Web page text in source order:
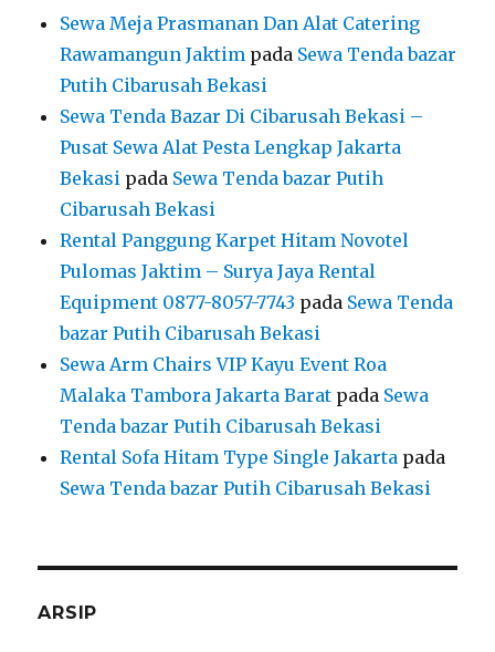
Sewa Meja Prasmanan Dan Alat Catering
Rawamangun Jaktim pada Sewa Tenda bazar
Putih Cibarusah Bekasi
Sewa Tenda Bazar Di Cibarusah Bekasi –
Pusat Sewa Alat Pesta Lengkap Jakarta
Bekasi pada Sewa Tenda bazar Putih
Cibarusah Bekasi
Rental Panggung Karpet Hitam Novotel
Pulomas Jaktim – Surya Jaya Rental
Equipment 0877-8057-7743 pada Sewa Tenda
bazar Putih Cibarusah Bekasi
Sewa Arm Chairs VIP Kayu Event Roa
Malaka Tambora Jakarta Barat pada Sewa
Tenda bazar Putih Cibarusah Bekasi
Rental Sofa Hitam Type Single Jakarta pada
Sewa Tenda bazar Putih Cibarusah Bekasi
ARSIP